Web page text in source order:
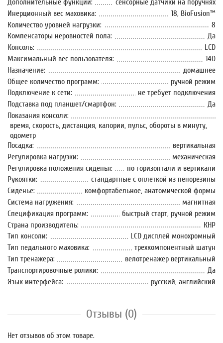
Дополнительные функции:
сенсорные датчики на поручнях
Инерционный вес маховика:
18, BioFusion™
Количество уровней нагрузки:
8
Компенсаторы неровностей пола:
Да
Консоль:
LCD
Максимальный вес пользователя:
140
Назначение:
домашнее
Общее количество программ:
ручной режим
Подключение к сети:
не требует подключения
Подставка под планшет/смартфон:
Да
Показания консоли:
время, скорость, дистанция, калории, пульс, обороты в минуту,
одометр
Посадка:
вертикальная
Регулировка нагрузки:
механическая
Регулировка положения сиденья:
по горизонтали и вертикали
Рукоятки:
стандартные с оплеткой из пенорезины
Сиденье:
комфортабельное, анатомической формы
Система нагружения:
магнитная
Спецификация программ:
быстрый старт, ручной режим
Страна производитель:
КНР
Тип консоли:
LCD дисплей монохромный
Тип педального маховика:
трехкомпонентный шатун
Тип тренажера:
велотренажер вертикальный
Транспортировочные ролики:
Да
Язык интерфейса:
русский, английский
Отзывы (0)
Нет отзывов об этом товаре.